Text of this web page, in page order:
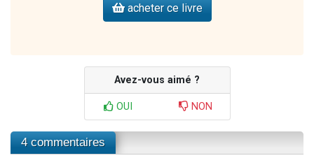
acheter ce livre
Avez-vous aimé ?
OUI NON
4 commentaires